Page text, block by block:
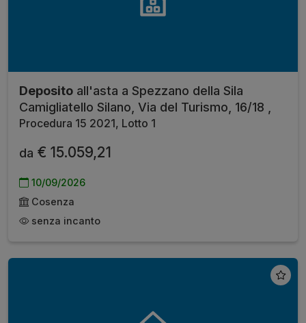
Deposito all'asta a Spezzano della Sila
Camigliatello Silano, Via del Turismo, 16/18 ,
Procedura 15 2021, Lotto 1
da € 15.059,21
10/09/2026
Cosenza
senza incanto